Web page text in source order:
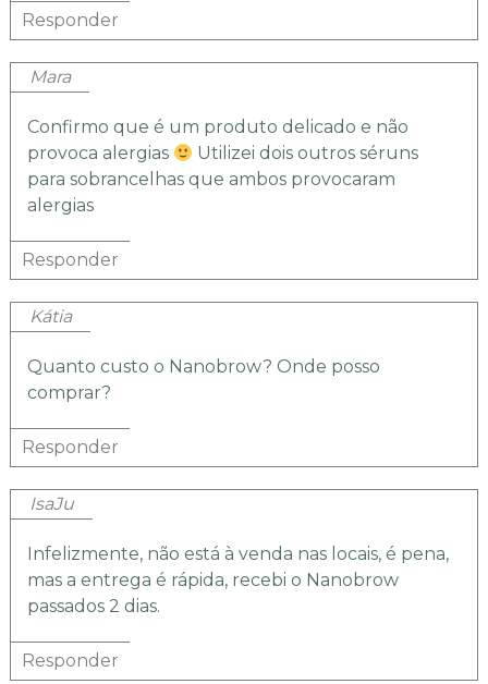
Responder
Mara
Confirmo que é um produto delicado e não
provoca alergias
Utilizei dois outros séruns
para sobrancelhas que ambos provocaram
alergias
Responder
Kátia
Quanto custo o Nanobrow? Onde posso
comprar?
Responder
IsaJu
Infelizmente, não está à venda nas locais, é pena,
mas a entrega é rápida, recebi o Nanobrow
passados 2 dias.
Responder